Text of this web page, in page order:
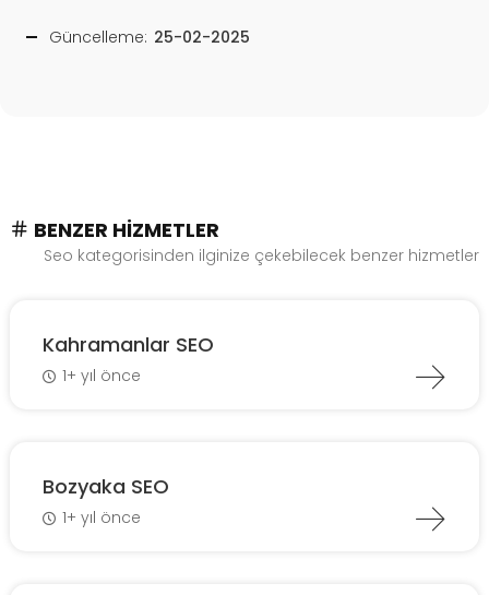
Güncelleme: 25-02-2025
BENZER HIZMETLER
Seo kategorisinden ilginize çekebilecek benzer hizmetler
Kahramanlar SEO
1+ yıl önce
Bozyaka SEO
1+ yıl önce